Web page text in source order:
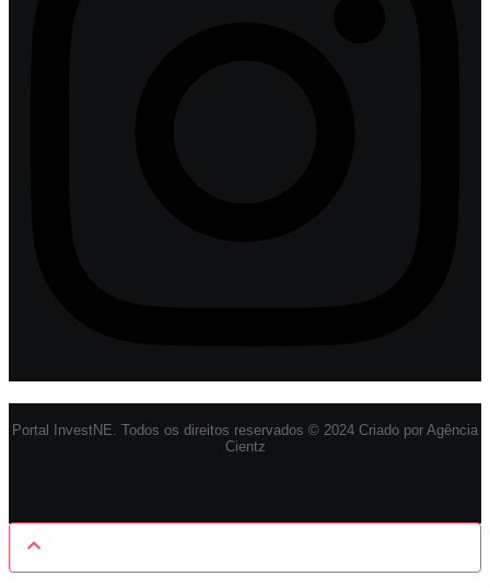
Portal InvestNE. Todos os direitos reservados © 2024 Criado por Agência
Cientz